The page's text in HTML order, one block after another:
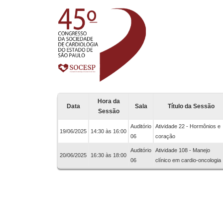
Data
Hora da
Sessão
Sala Título da Sessão
19/06/2025 14:30 às 16:00
Auditório
06
Atividade 22 - Hormônios e
coração
20/06/2025 16:30 às 18:00
Auditório
06
Atividade 108 - Manejo
clínico em cardio-oncologia